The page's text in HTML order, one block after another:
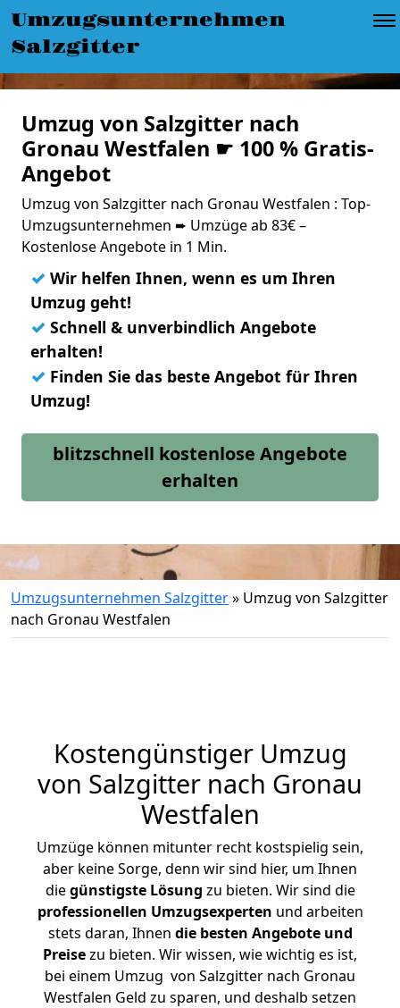
Umzugsunternehmen
Salzgitter
Umzug von Salzgitter nach
Gronau Westfalen ☛ 100 % Gratis-
Angebot
Umzug von Salzgitter nach Gronau Westfalen : Top-
Umzugsunternehmen ➨ Umzüge ab 83€ –
Kostenlose Angebote in 1 Min.
✓ Wir helfen Ihnen, wenn es um Ihren
Umzug geht!
✓ Schnell & unverbindlich Angebote
erhalten!
✓ Finden Sie das beste Angebot für Ihren
Umzug!
blitzschnell kostenlose Angebote
erhalten
Umzugsunternehmen Salzgitter» Umzug von Salzgitter
nach Gronau Westfalen
Kostengünstiger Umzug
von Salzgitter nach Gronau
Westfalen
Umzüge können mitunter recht kostspielig sein,
aber keine Sorge, denn wir sind hier, um Ihnen
diegünstigste Lösung zu bieten. Wir sind die
professionellen Umzugsexperten und arbeiten
stets daran, Ihnen die besten Angebote und
Preisezu bieten. Wir wissen, wie wichtig es ist,
bei einem Umzug von Salzgitter nach Gronau
Westfalen Geld zu sparen, und deshalb setzen